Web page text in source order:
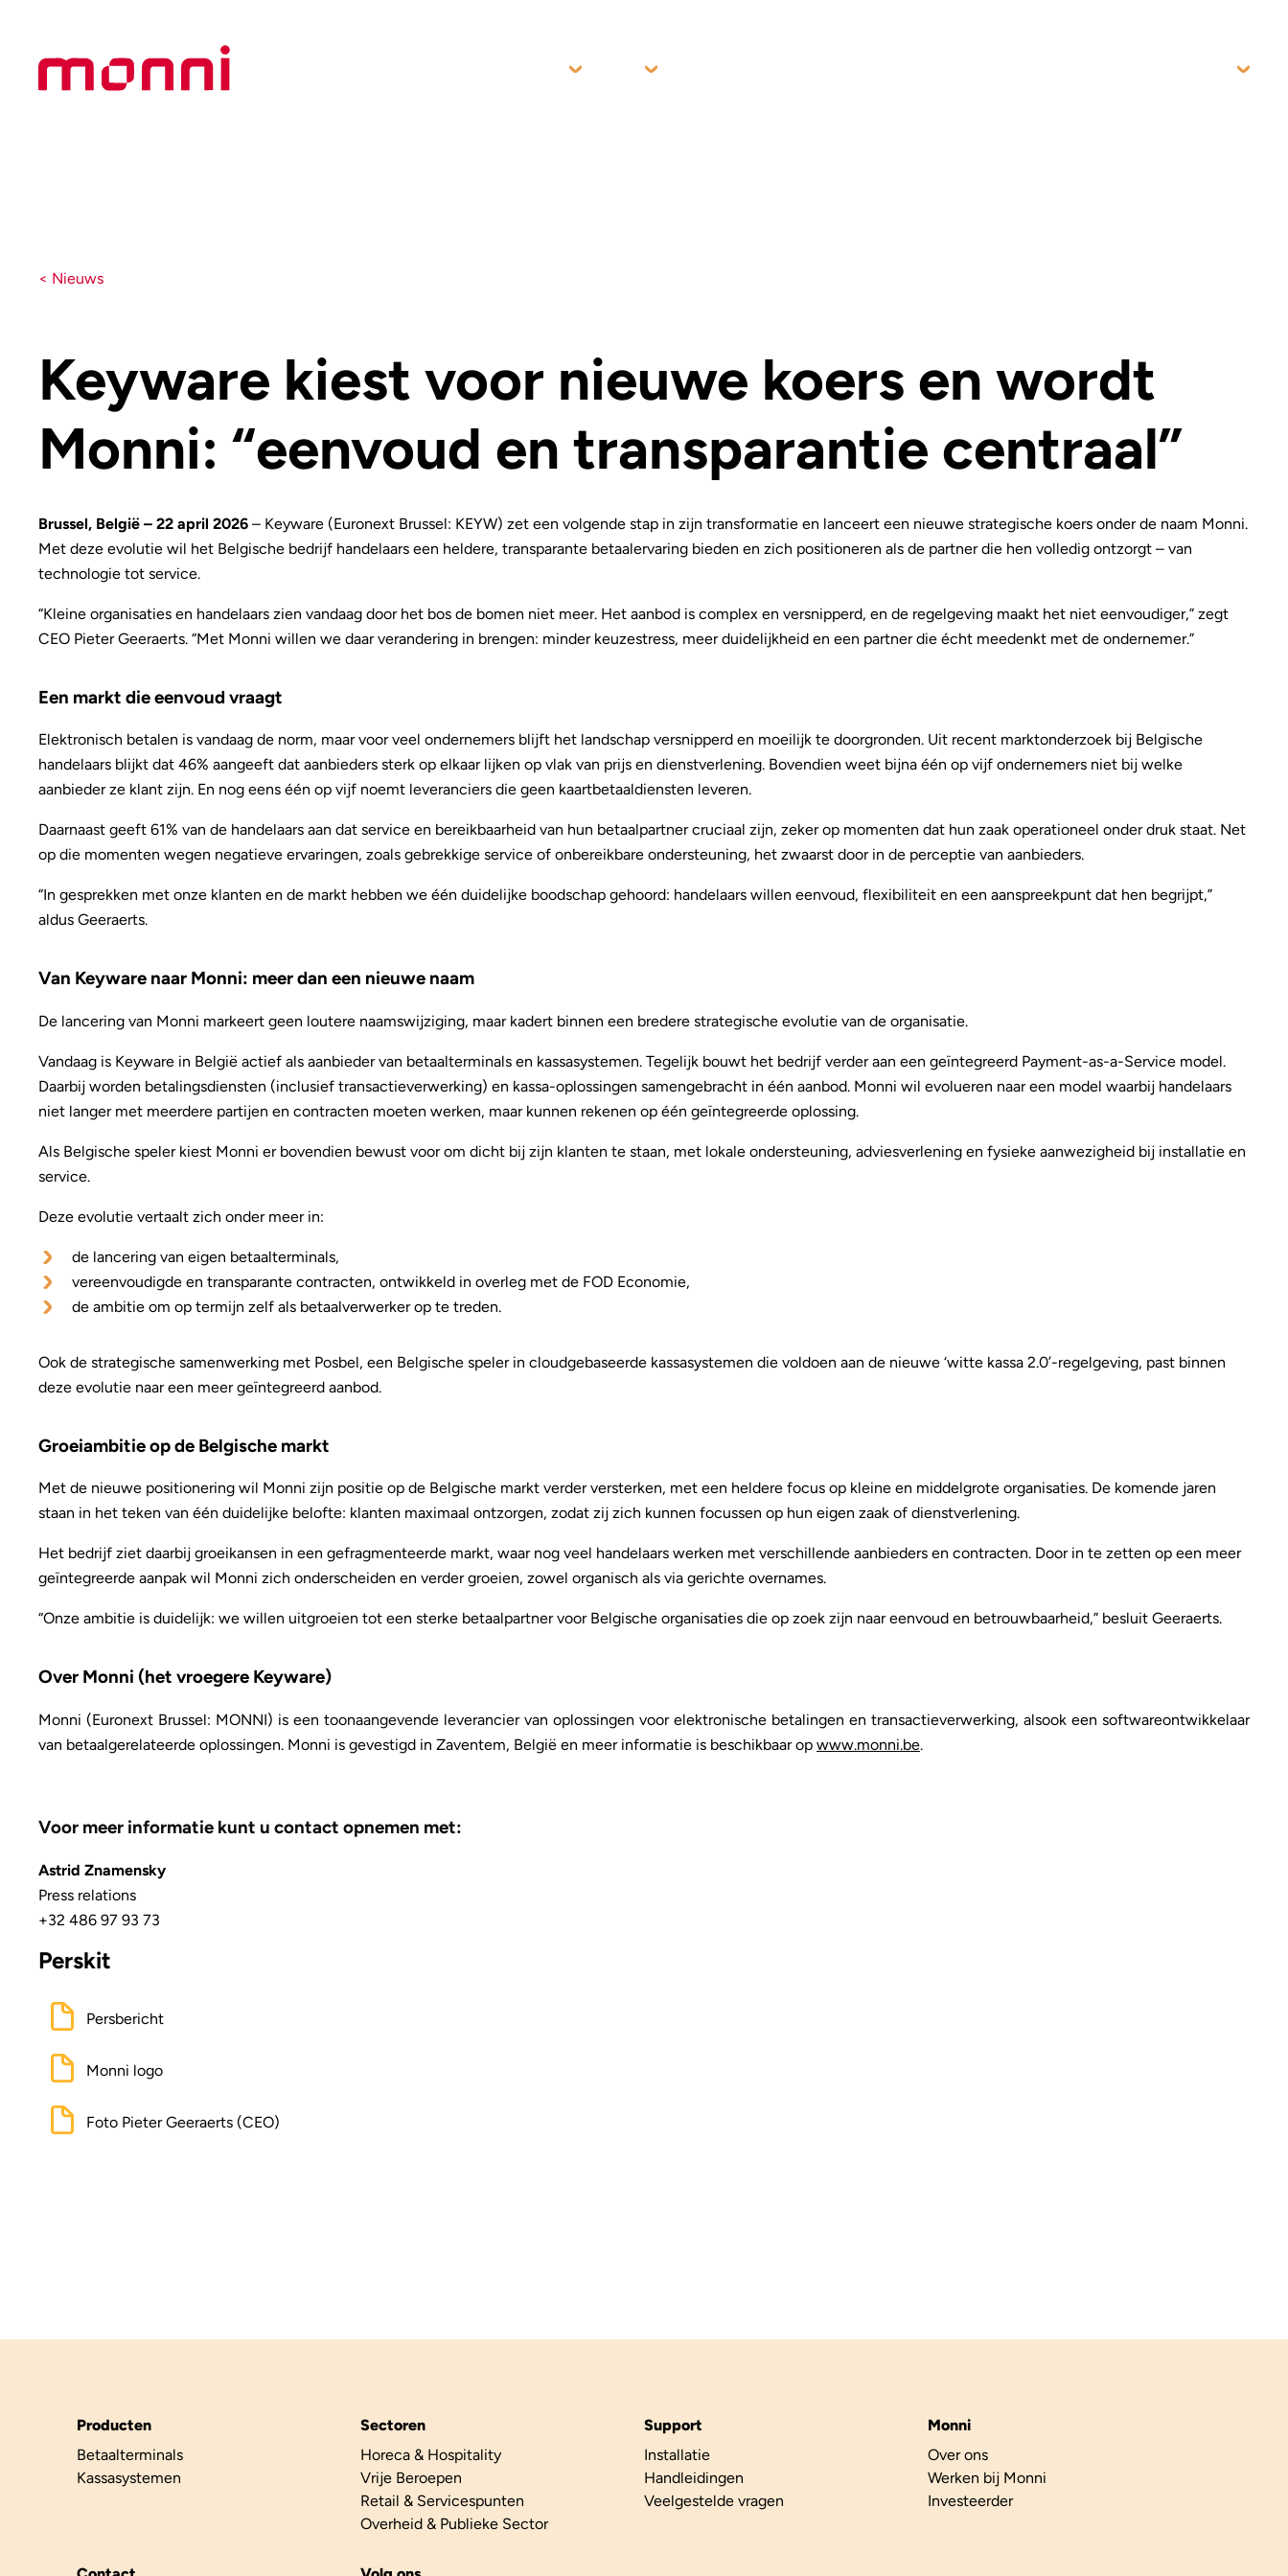
< Nieuws
Keyware kiest voor nieuwe koers en wordt
Monni: “eenvoud en transparantie centraal”
Brussel, België – 22 april 2026 – Keyware (Euronext Brussel: KEYW) zet een volgende stap in zijn transformatie en lanceert een nieuwe strategische koers onder de naam Monni.
Met deze evolutie wil het Belgische bedrijf handelaars een heldere, transparante betaalervaring bieden en zich positioneren als de partner die hen volledig ontzorgt – van
technologie tot service.
“Kleine organisaties en handelaars zien vandaag door het bos de bomen niet meer. Het aanbod is complex en versnipperd, en de regelgeving maakt het niet eenvoudiger,” zegt
CEO Pieter Geeraerts. “Met Monni willen we daar verandering in brengen: minder keuzestress, meer duidelijkheid en een partner die écht meedenkt met de ondernemer.”
Een markt die eenvoud vraagt
Elektronisch betalen is vandaag de norm, maar voor veel ondernemers blijft het landschap versnipperd en moeilijk te doorgronden. Uit recent marktonderzoek bij Belgische
handelaars blijkt dat 46% aangeeft dat aanbieders sterk op elkaar lijken op vlak van prijs en dienstverlening. Bovendien weet bijna één op vijf ondernemers niet bij welke
aanbieder ze klant zijn. En nog eens één op vijf noemt leveranciers die geen kaartbetaaldiensten leveren.
Daarnaast geeft 61% van de handelaars aan dat service en bereikbaarheid van hun betaalpartner cruciaal zijn, zeker op momenten dat hun zaak operationeel onder druk staat. Net
op die momenten wegen negatieve ervaringen, zoals gebrekkige service of onbereikbare ondersteuning, het zwaarst door in de perceptie van aanbieders.
“In gesprekken met onze klanten en de markt hebben we één duidelijke boodschap gehoord: handelaars willen eenvoud, flexibiliteit en een aanspreekpunt dat hen begrijpt,”
aldus Geeraerts.
Van Keyware naar Monni: meer dan een nieuwe naam
De lancering van Monni markeert geen loutere naamswijziging, maar kadert binnen een bredere strategische evolutie van de organisatie.
Vandaag is Keyware in België actief als aanbieder van betaalterminals en kassasystemen. Tegelijk bouwt het bedrijf verder aan een geïntegreerd Payment-as-a-Service model.
Daarbij worden betalingsdiensten (inclusief transactieverwerking) en kassa-oplossingen samengebracht in één aanbod. Monni wil evolueren naar een model waarbij handelaars
niet langer met meerdere partijen en contracten moeten werken, maar kunnen rekenen op één geïntegreerde oplossing.
Als Belgische speler kiest Monni er bovendien bewust voor om dicht bij zijn klanten te staan, met lokale ondersteuning, adviesverlening en fysieke aanwezigheid bij installatie en
service.
Deze evolutie vertaalt zich onder meer in:
de lancering van eigen betaalterminals,
vereenvoudigde en transparante contracten, ontwikkeld in overleg met de FOD Economie,
de ambitie om op termijn zelf als betaalverwerker op te treden.
Ook de strategische samenwerking met Posbel, een Belgische speler in cloudgebaseerde kassasystemen die voldoen aan de nieuwe ‘witte kassa 2.0’-regelgeving, past binnen
deze evolutie naar een meer geïntegreerd aanbod.
Groeiambitie op de Belgische markt
Met de nieuwe positionering wil Monni zijn positie op de Belgische markt verder versterken, met een heldere focus op kleine en middelgrote organisaties. De komende jaren
staan in het teken van één duidelijke belofte: klanten maximaal ontzorgen, zodat zij zich kunnen focussen op hun eigen zaak of dienstverlening.
Het bedrijf ziet daarbij groeikansen in een gefragmenteerde markt, waar nog veel handelaars werken met verschillende aanbieders en contracten. Door in te zetten op een meer
geïntegreerde aanpak wil Monni zich onderscheiden en verder groeien, zowel organisch als via gerichte overnames.
“Onze ambitie is duidelijk: we willen uitgroeien tot een sterke betaalpartner voor Belgische organisaties die op zoek zijn naar eenvoud en betrouwbaarheid,” besluit Geeraerts.
Over Monni (het vroegere Keyware)
Monni (Euronext Brussel: MONNI) is een toonaangevende leverancier van oplossingen voor elektronische betalingen en transactieverwerking, alsook een softwareontwikkelaar
van betaalgerelateerde oplossingen. Monni is gevestigd in Zaventem, België en meer informatie is beschikbaar op www.monni.be.
Voor meer informatie kunt u contact opnemen met:
Astrid Znamensky
Press relations
+32 486 97 93 73
Perskit
Persbericht
Monni logo
Foto Pieter Geeraerts (CEO)
Producten
Betaalterminals
Kassasystemen
Sectoren
Horeca & Hospitality
Vrije Beroepen
Retail & Servicespunten
Overheid & Publieke Sector
Support
Installatie
Handleidingen
Veelgestelde vragen
Monni
Over ons
Werken bij Monni
Investeerder